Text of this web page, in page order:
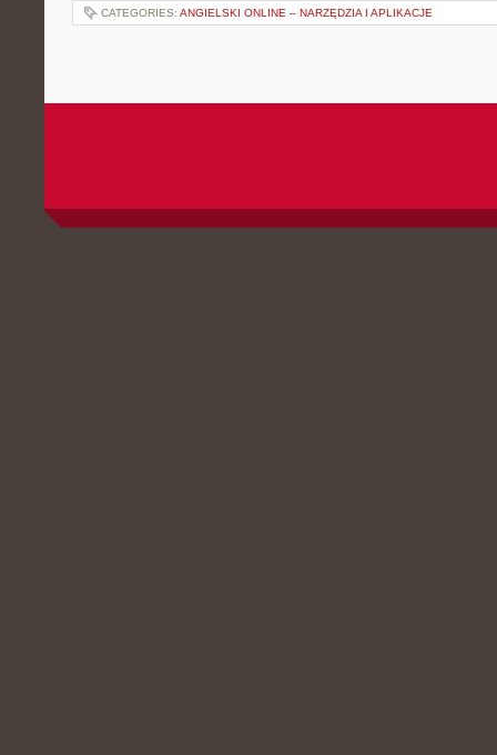
CATEGORIES: ANGIELSKI ONLINE – NARZĘDZIA I APLIKACJE